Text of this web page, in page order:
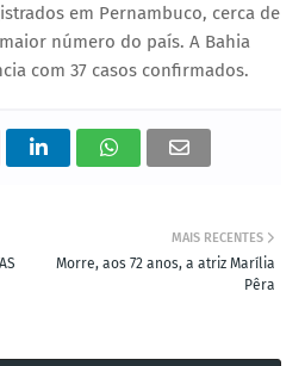
em Pernambuco, cerca de
número do país. A Bahia
com 37 casos confirmados.
MAIS RECENTES
Morre, aos 72 anos, a atriz Marília
Pêra